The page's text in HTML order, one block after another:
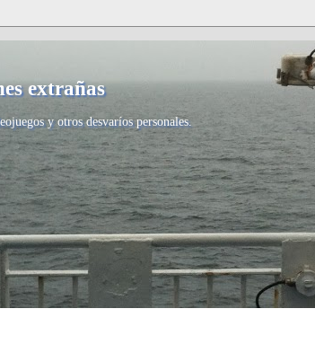
extrañas
y otros desvaríos personales.